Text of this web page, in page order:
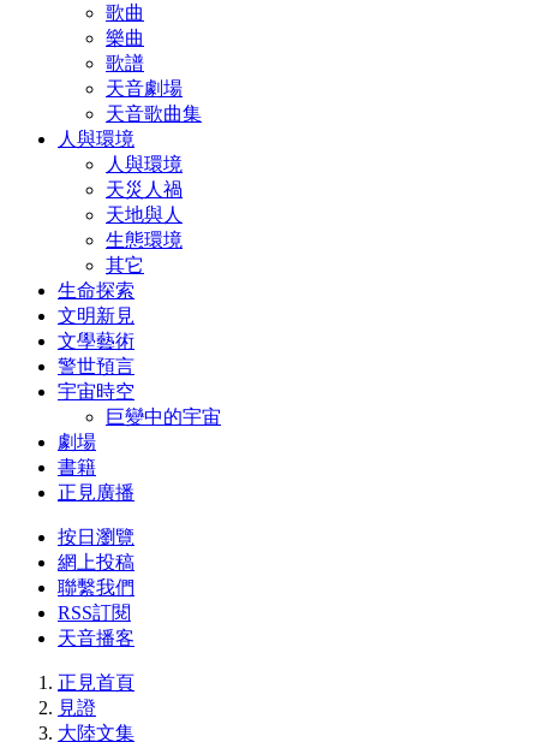
歌曲
樂曲
歌譜
天音劇場
天音歌曲集
人與環境
人與環境
天災人禍
天地與人
生態環境
其它
生命探索
文明新見
文學藝術
警世預言
宇宙時空
巨變中的宇宙
劇場
書籍
正見廣播
按日瀏覽
網上投稿
聯繫我們
RSS訂閱
天音播客
正見首頁
見證
大陸文集